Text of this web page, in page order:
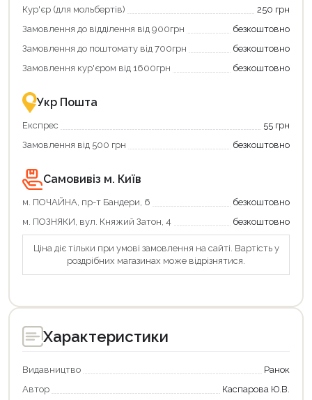
отримати
переваги!
картою
єКнига
–
зручно
та
отримуйте
повернення
Економте
більше
разом
державною
підтримкою!
Кур'єр (для мольбертів)
250 грн
Замовлення до відділення від 900грн
безкоштовно
Замовлення до поштомату від 700грн
безкоштовно
Замовлення кур'єром від 1600грн
безкоштовно
Укр Пошта
Експрес
55 грн
Замовлення від 500 грн
безкоштовно
Самовивіз м. Київ
м. ПОЧАЙНА, пр-т Бандери, 6
безкоштовно
м. ПОЗНЯКИ, вул. Княжий Затон, 4
безкоштовно
Ціна діє тільки при умові замовлення на сайті. Вартість у
роздрібних магазинах може відрізнятися.
Характеристики
Видавництво
Ранок
Автор
Каспарова Ю.В.